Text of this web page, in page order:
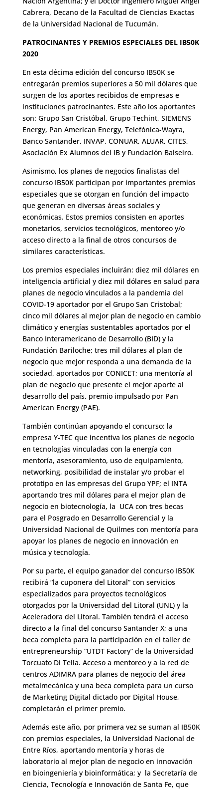
Cabrera, Decano de la Facultad de Ciencias Exactas
de la Universidad Nacional de Tucumán.
PATROCINANTES Y PREMIOS ESPECIALES DEL IB50K
2020
En esta décima edición del concurso IB50K se
entregarán premios superiores a 50 mil dólares que
surgen de los aportes recibidos de empresas e
instituciones patrocinantes. Este año los aportantes
son: Grupo San Cristóbal, Grupo Techint, SIEMENS
Energy, Pan American Energy, Telefónica-Wayra,
Banco Santander, INVAP, CONUAR, ALUAR, CITES,
Asociación Ex Alumnos del IB y Fundación Balseiro.
Asimismo, los planes de negocios finalistas del
concurso IB50K participan por importantes premios
especiales que se otorgan en función del impacto
que generan en diversas áreas sociales y
económicas. Estos premios consisten en aportes
monetarios, servicios tecnológicos, mentoreo y/o
acceso directo a la final de otros concursos de
similares características.
Los premios especiales incluirán: diez mil dólares en
inteligencia artificial y diez mil dólares en salud para
planes de negocio vinculados a la pandemia del
COVID-19 aportador por el Grupo San Cristobal;
cinco mil dólares al mejor plan de negocio en cambio
climático y energías sustentables aportados por el
Banco Interamericano de Desarrollo (BID) y la
Fundación Bariloche; tres mil dólares al plan de
negocio que mejor responda a una demanda de la
sociedad, aportados por CONICET; una mentoría al
plan de negocio que presente el mejor aporte al
desarrollo del país, premio impulsado por Pan
American Energy (PAE).
También continúan apoyando el concurso: la
empresa Y-TEC que incentiva los planes de negocio
en tecnologías vinculadas con la energía con
mentoría, asesoramiento, uso de equipamiento,
networking, posibilidad de instalar y/o probar el
prototipo en las empresas del Grupo YPF; el INTA
aportando tres mil dólares para el mejor plan de
negocio en biotecnología, la UCA con tres becas
para el Posgrado en Desarrollo Gerencial y la
Universidad Nacional de Quilmes con mentoría para
apoyar los planes de negocio en innovación en
música y tecnología.
Por su parte, el equipo ganador del concurso IB50K
recibirá “la cuponera del Litoral” con servicios
especializados para proyectos tecnológicos
otorgados por la Universidad del Litoral (UNL) y la
Aceleradora del Litoral. También tendrá el acceso
directo a la final del concurso Santander X; a una
beca completa para la participación en el taller de
entrepreneurship “UTDT Factory” de la Universidad
Torcuato Di Tella. Acceso a mentoreo y a la red de
centros ADIMRA para planes de negocio del área
metalmecánica y una beca completa para un curso
de Marketing Digital dictado por Digital House,
completarán el primer premio.
Además este año, por primera vez se suman al IB50K
con premios especiales, la Universidad Nacional de
Entre Ríos, aportando mentoría y horas de
laboratorio al mejor plan de negocio en innovación
en bioingeniería y bioinformática; y la Secretaría de
Ciencia, Tecnología e Innovación de Santa Fe, que